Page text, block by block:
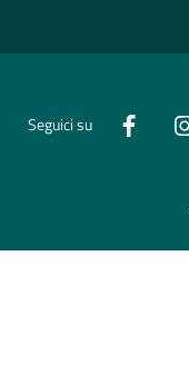
Seguici su